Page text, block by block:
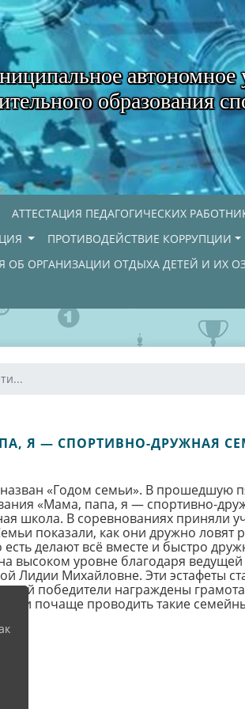
автономное
образования
АТТЕСТАЦИЯ ПЕДАГОГИЧЕСКИХ
ПРОТИВОДЕЙСТВИЕ КОРРУПЦИИ
ОБ ОРГАНИЗАЦИИ ОТДЫХА ДЕТЕЙ И ИХ
Я — СПОРТИВНО-ДРУЖНАЯ
назван «Годом семьи». В прошедшую
«Мама, папа, я — спортивно-
школа. В соревнованиях приняли
показали, как они дружно
есть делают всё вместе и быстро
высоком уровне благодаря
Лидии Михайловне. Эти эстафеты
победители награждены
и почаще проводить такие